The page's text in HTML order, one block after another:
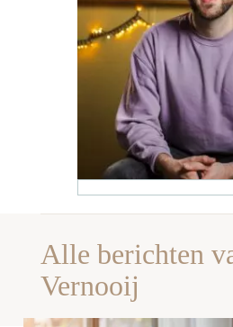
Alle berichten
Vernooij